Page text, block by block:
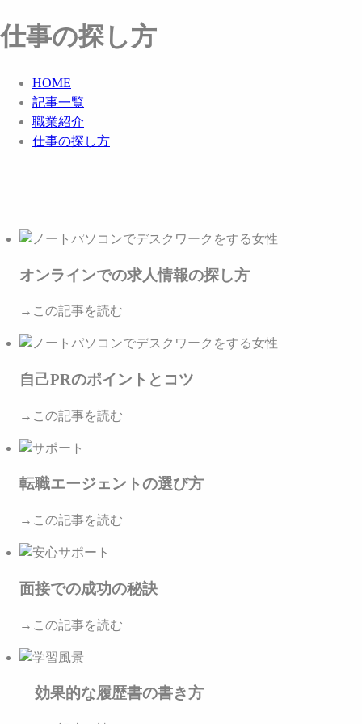
仕事の探し方
HOME
記事一覧
職業紹介
仕事の探し方
オンラインでの求人情報の探し方
→この記事を読む
自己PRのポイントとコツ
→この記事を読む
転職エージェントの選び方
→この記事を読む
面接での成功の秘訣
→この記事を読む
効果的な履歴書の書き方